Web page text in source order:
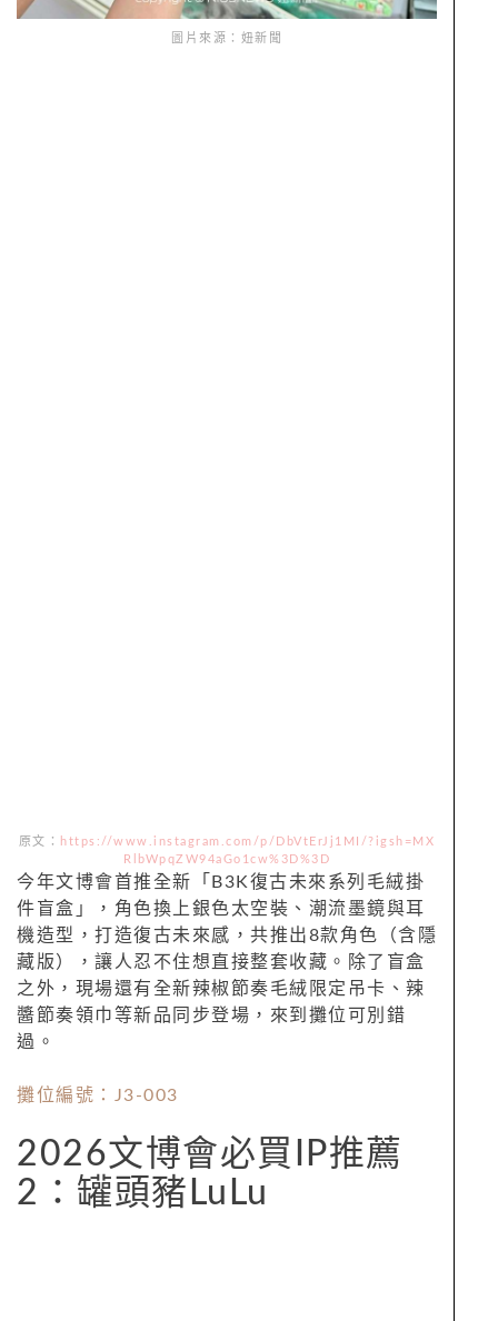
圖片來源：妞新聞
原文：
https://www.instagram.com/p/DbVtErJj1MI/?igsh=MX
RlbWpqZW94aGo1cw%3D%3D
今年文博會首推全新「B3K復古未來系列毛絨掛
件盲盒」，角色換上銀色太空裝、潮流墨鏡與耳
機造型，打造復古未來感，共推出8款角色（含隱
藏版），讓人忍不住想直接整套收藏。除了盲盒
之外，現場還有全新辣椒節奏毛絨限定吊卡、辣
醬節奏領巾等新品同步登場，來到攤位可別錯
過。
攤位編號：J3-003
2026文博會必買IP推薦
2：罐頭豬LuLu